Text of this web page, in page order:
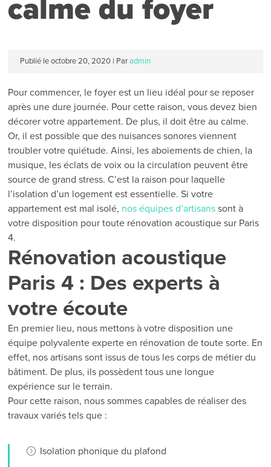
calme du foyer
Publié le octobre 20, 2020 | Par admin
Pour commencer, le foyer est un lieu idéal pour se reposer
après une dure journée. Pour cette raison, vous devez bien
décorer votre appartement. De plus, il doit être au calme.
Or, il est possible que des nuisances sonores viennent
troubler votre quiétude. Ainsi, les aboiements de chien, la
musique, les éclats de voix ou la circulation peuvent être
source de grand stress. C’est la raison pour laquelle
l’isolation d’un logement est essentielle. Si votre
appartement est mal isolé, nos équipes d’artisans sont à
votre disposition pour toute rénovation acoustique sur Paris
4.
Rénovation acoustique
Paris 4 : Des experts à
votre écoute
En premier lieu, nous mettons à votre disposition une
équipe polyvalente experte en rénovation de toute sorte. En
effet, nos artisans sont issus de tous les corps de métier du
bâtiment. De plus, ils possèdent tous une longue
expérience sur le terrain.
Pour cette raison, nous sommes capables de réaliser des
travaux variés tels que :
Isolation phonique du plafond